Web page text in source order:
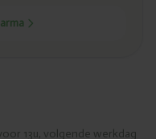
13u, volgende werkdag